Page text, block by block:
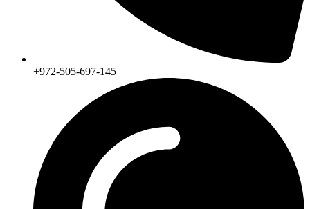
+972-505-697-145